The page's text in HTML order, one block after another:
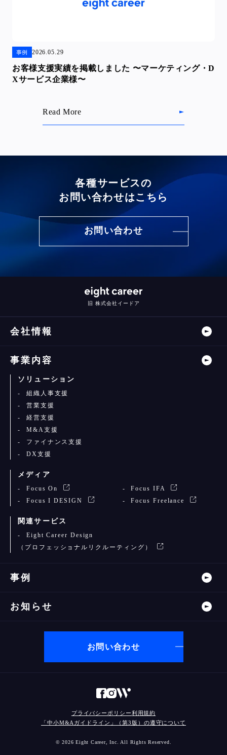
事例 2026.05.29
お客様支援実績を掲載しました 〜マーケティング・D
Xサービス企業様〜
Read More
各種サービスの
お問い合わせはこちら
お問い合わせ
旧 株式会社イードア
会社情報
事業内容
ソリューション
組織人事支援
営業支援
経営支援
M&A支援
ファイナンス支援
DX支援
メディア
Focus On
Focus IFA
Focus I DESIGN
Focus Freelance
関連サービス
Eight Career Design
（プロフェッショナルリクルーティング）
事例
お知らせ
お問い合わせ
プライバシーポリシー利用規約
「中小M&Aガイドライン」（第3版）の遵守について
© 2026 Eight Career, Inc. All Rights Reserved.